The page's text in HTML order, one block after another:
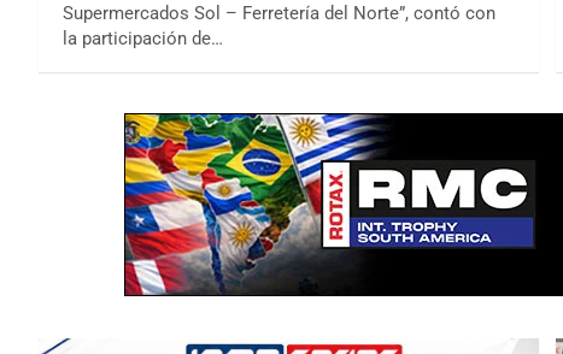
Supermercados Sol – Ferretería del Norte”, contó con
la participación de…